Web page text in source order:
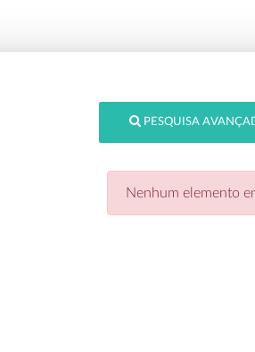
PESQUISA
Nenhum elemento